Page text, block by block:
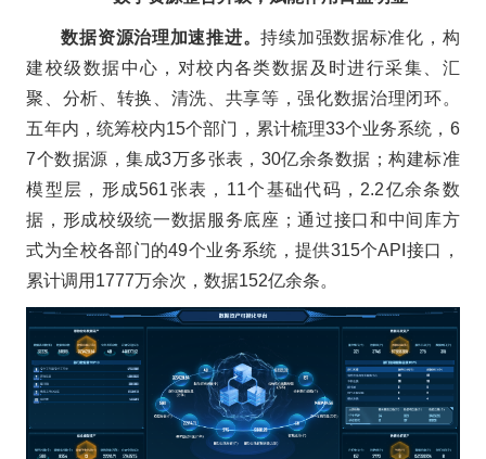
数据资源治理加速推进。持续加强数据标准化，构
建校级数据中心，对校内各类数据及时进行采集、汇
聚、分析、转换、清洗、共享等，强化数据治理闭环。
五年内，统筹校内15个部门，累计梳理33个业务系统，6
7个数据源，集成3万多张表，30亿余条数据；构建标准
模型层，形成561张表，11个基础代码，2.2亿余条数
据，形成校级统一数据服务底座；通过接口和中间库方
式为全校各部门的49个业务系统，提供315个API接口，
累计调用1777万余次，数据152亿余条。